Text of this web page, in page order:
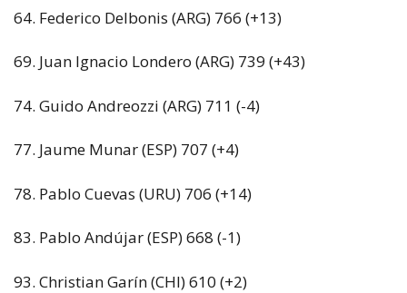
64. Federico Delbonis (ARG) 766 (+13)
69. Juan Ignacio Londero (ARG) 739 (+43)
74. Guido Andreozzi (ARG) 711 (-4)
77. Jaume Munar (ESP) 707 (+4)
78. Pablo Cuevas (URU) 706 (+14)
83. Pablo Andújar (ESP) 668 (-1)
93. Christian Garín (CHI) 610 (+2)